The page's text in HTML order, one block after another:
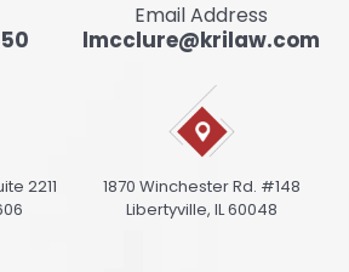
Email Address
lmcclure@krilaw.com
2211
1870 Winchester Rd. #148
Libertyville, IL 60048